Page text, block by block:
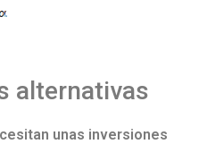
alternativas
unas inversiones